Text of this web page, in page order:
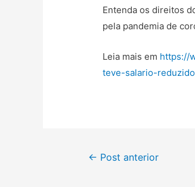
Entenda os direitos
pela pandemia de
Leia mais em https://
teve-salario-
← Post anterior